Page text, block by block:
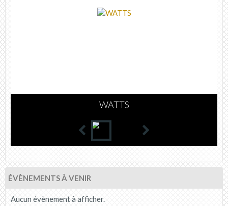
WATTS
ÉVÈNEMENTS À VENIR
Aucun évènement à afficher.